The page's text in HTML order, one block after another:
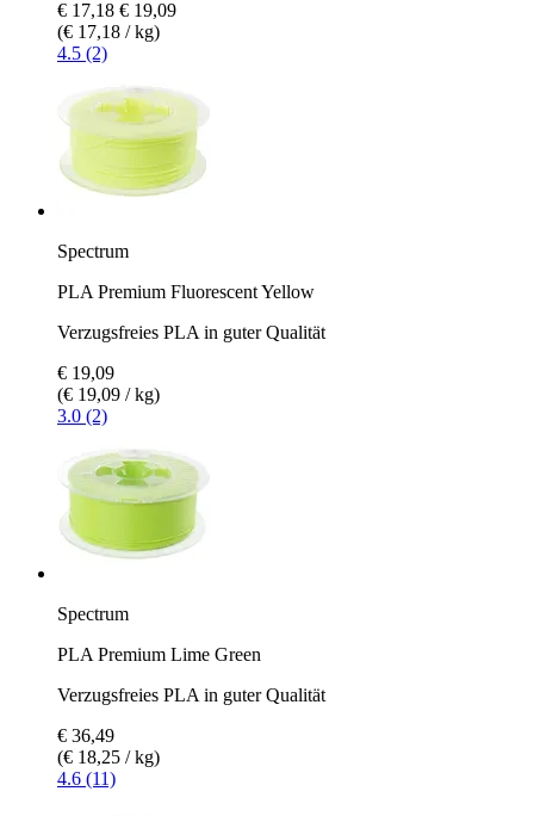
€ 17,18 € 19,09
(€ 17,18 / kg)
4.5 (2)
Spectrum
PLA Premium Fluorescent Yellow
Verzugsfreies PLA in guter Qualität
€ 19,09
(€ 19,09 / kg)
3.0 (2)
Spectrum
PLA Premium Lime Green
Verzugsfreies PLA in guter Qualität
€ 36,49
(€ 18,25 / kg)
4.6 (11)